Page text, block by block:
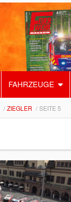
FAHRZEUGE
ZIEGLER SEITE 5